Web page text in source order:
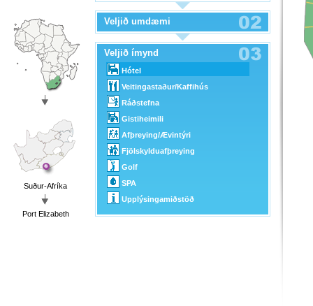
Suður-Afríka
Port Elizabeth
Veljið umdæmi
Veljið ímynd
Hótel
Veitingastaður/Kaffihús
Ráðstefna
Gistiheimili
Afþreying/Ævintýri
Fjölskylduafþreying
Golf
SPA
Upplýsingamiðstöð